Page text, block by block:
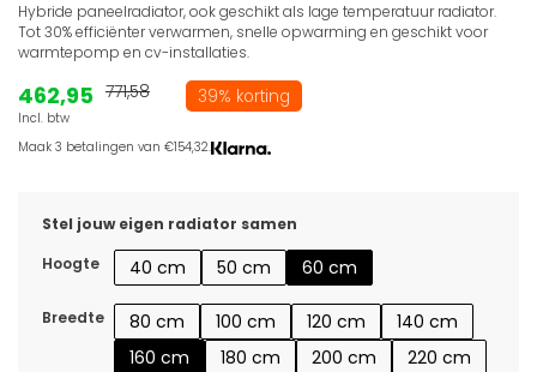
Hybride paneelradiator, ook geschikt als lage temperatuur radiator.
Tot 30% efficiënter verwarmen, snelle opwarming en geschikt voor
warmtepomp en cv-installaties.
462,95
Incl. btw
771,58 39% korting
Maak 3 betalingen van €154,32.
Stel jouw eigen radiator samen
Hoogte
40 cm 50 cm 60 cm
Breedte 80 cm 100 cm 120 cm
140 cm
160 cm
180 cm 200 cm
220 cm